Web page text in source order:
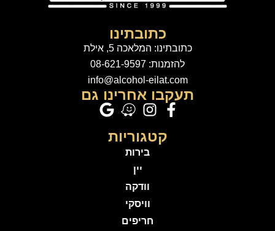
כתובתינו
כתובתינו: המלאכה 5, אילת
להזמנות: 08-621-9597
info@alcohol-eilat.com
תעקבו אחרינו גם
קטגוריות
בירות
יין
וודקה
וויסקי
חריפים